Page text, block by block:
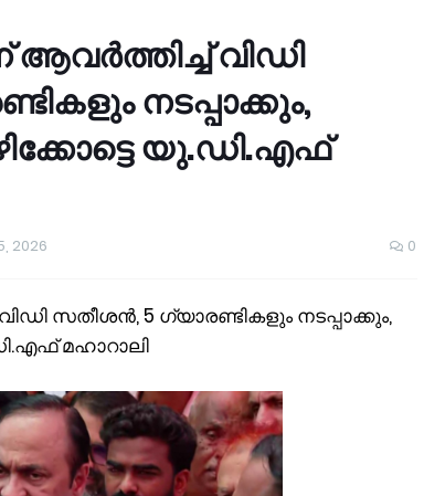
ആവര്‍ത്തിച്ച് വിഡി
നടപ്പാക്കും,
യു.ഡി.എഫ്
2026 0
സതീശൻ, 5 ഗ്യാരണ്ടികളും നടപ്പാക്കും,
മഹാറാലി